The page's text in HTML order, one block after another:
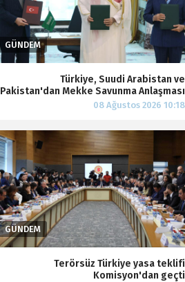
Türkiye, Suudi Arabistan ve
Pakistan'dan Mekke Savunma Anlaşması
Terörsüz Türkiye yasa teklifi
Komisyon'dan geçti